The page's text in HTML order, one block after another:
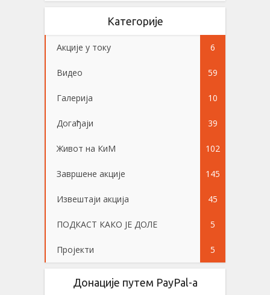
Категорије
Акције у току 6
Видео 59
Галерија 10
Догађаји 39
Живот на КиМ 102
Завршене акције 145
Извештаји акција 45
ПОДКАСТ КАКО ЈЕ ДОЛЕ 5
Пројекти 5
Донације путем PayPal-a